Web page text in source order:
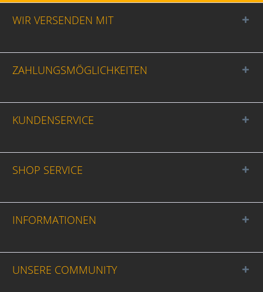
WIR VERSENDEN MIT
ZAHLUNGSMÖGLICHKEITEN
KUNDENSERVICE
SHOP SERVICE
INFORMATIONEN
UNSERE COMMUNITY